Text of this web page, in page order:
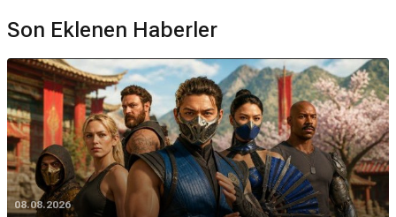
Son Eklenen Haberler
08.08.2026